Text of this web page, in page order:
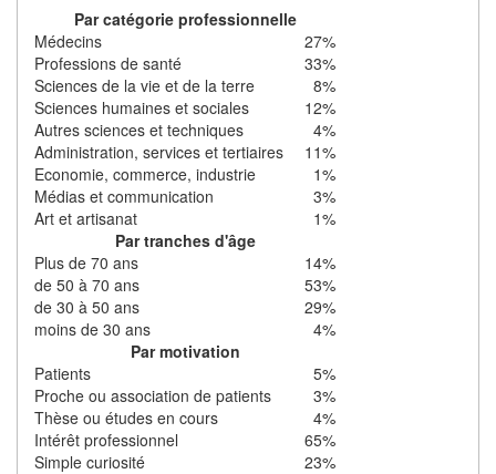
Par catégorie professionnelle
Médecins
27%
Professions de santé
33%
Sciences de la vie et de la terre
8%
Sciences humaines et sociales
12%
Autres sciences et techniques
4%
Administration, services et tertiaires
11%
Economie, commerce, industrie
1%
Médias et communication
3%
Art et artisanat
1%
Par tranches d'âge
Plus de 70 ans
14%
de 50 à 70 ans
53%
de 30 à 50 ans
29%
moins de 30 ans
4%
Par motivation
Patients
5%
Proche ou association de patients
3%
Thèse ou études en cours
4%
Intérêt professionnel
65%
Simple curiosité
23%